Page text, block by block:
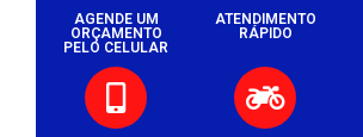
AGENDE UM
ORÇAMENTO
PELO CELULAR
ATENDIMENTO
RÁPIDO